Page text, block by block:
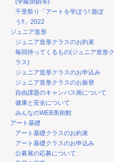
(学級閉鎖等)
千里祭り「アートを学ぼう! 遊ぼ
う!!」2022
ジュニア造形
ジュニア造形クラスのお約束
毎回持ってくるもの(ジュニア造形ク
ラス)
ジュニア造形クラスのお申込み
ジュニア造形クラスのお振替
自由課題のキャンバス画について
健康と安全について
みんなのWEB美術館
アート基礎
アート基礎クラスのお約束
アート基礎クラスのお申込み
公募展の応募について